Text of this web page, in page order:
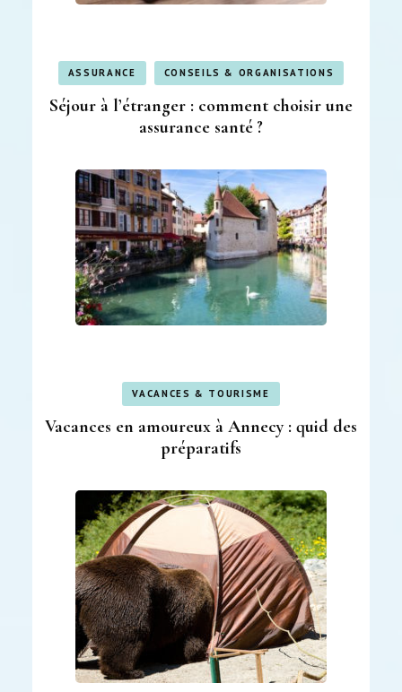
ASSURANCE CONSEILS & ORGANISATIONS
Séjour à l’étranger : comment choisir une
assurance santé ?
VACANCES & TOURISME
Vacances en amoureux à Annecy : quid des
préparatifs